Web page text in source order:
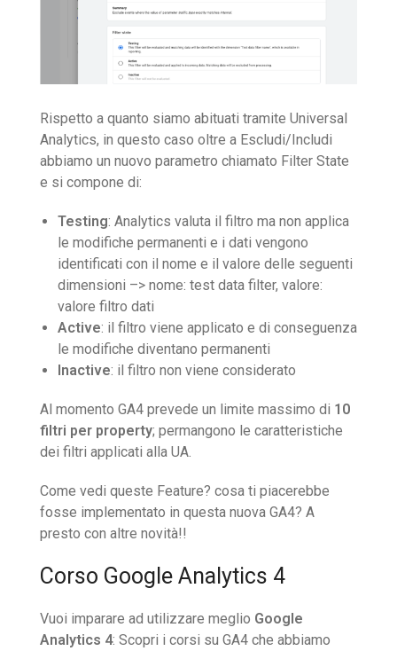
Rispetto a quanto siamo abituati tramite Universal
Analytics, in questo caso oltre a Escludi/Includi
abbiamo un nuovo parametro chiamato Filter State
e si compone di:
Testing: Analytics valuta il filtro ma non applica
le modifiche permanenti e i dati vengono
identificati con il nome e il valore delle seguenti
dimensioni –> nome: test data filter, valore:
valore filtro dati
Active: il filtro viene applicato e di conseguenza
le modifiche diventano permanenti
Inactive: il filtro non viene considerato
Al momento GA4 prevede un limite massimo di 10
filtri per property; permangono le caratteristiche
dei filtri applicati alla UA.
Come vedi queste Feature? cosa ti piacerebbe
fosse implementato in questa nuova GA4? A
presto con altre novità!!
Corso Google Analytics 4
Vuoi imparare ad utilizzare meglio Google
Analytics 4: Scopri i corsi su GA4 che abbiamo